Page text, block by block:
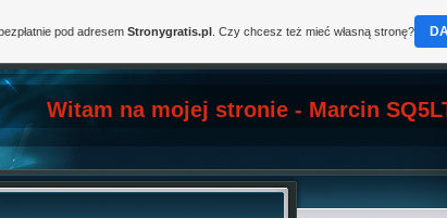
Witam na mojej stronie - Marcin
pod adresem Stronygratis.pl. Czy chcesz też mieć własną stronę?